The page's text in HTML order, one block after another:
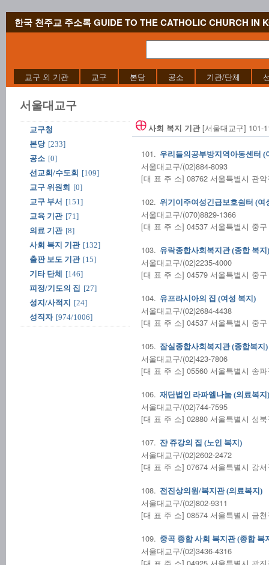
한국 천주교 주소록 GUIDE TO THE CATHOLIC CHURCH IN
교구 외 기관 교구 본당 공소 기관/단체
서울대교구
교구청
본당 [233]
공소 [0]
선교회/수도회 [109]
교구 위원회 [0]
교구 부서 [151]
교육 기관 [71]
의료 기관 [8]
사회 복지 기관 [132]
출판 보도 기관 [15]
기타 단체
[146]
피정/기도의 집 [27]
성지/사적지
[24]
성직자 [974/1006]
사회 복지 기관[서울대교구] 101-
101. 우리들의공부방지역아동센터 (
서울대교구/(02)884-8093
[대 표 주 소] 08762 서울특별시 관
102. 위기이주여성긴급보호쉼터 (여
서울대교구/(070)8829-1366
[대 표 주 소] 04537 서울특별시 중
103. 유락종합사회복지관 (종합 복지)
서울대교구/(02)2235-4000
[대 표 주 소] 04579 서울특별시 중
104. 유프라시아의 집 (여성 복지)
서울대교구/(02)2684-4438
[대 표 주 소] 04537 서울특별시 중
105. 잠실종합사회복지관 (종합복지)
서울대교구/(02)423-7806
[대 표 주 소] 05560 서울특별시 송
106. 재단법인 라파엘나눔 (의료복지)
서울대교구/(02)744-7595
[대 표 주 소] 02880 서울특별시 성
107. 쟌 쥬강의 집 (노인 복지)
서울대교구/(02)2602-2472
[대 표 주 소] 07674 서울특별시 강
108. 전진상의원/복지관 (의료복지)
서울대교구/(02)802-9311
[대 표 주 소] 08574 서울특별시 금
109. 중곡 종합 사회 복지관 (종합 복
서울대교구/(02)3436-4316